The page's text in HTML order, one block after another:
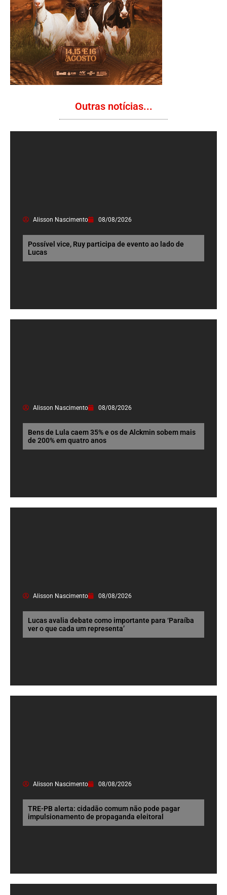
Outras notícias...
Alisson Nascimento 08/08/2026
Possível vice, Ruy participa de evento ao lado de
Lucas
Alisson Nascimento 08/08/2026
Bens de Lula caem 35% e os de Alckmin sobem mais
de 200% em quatro anos
Alisson Nascimento 08/08/2026
Lucas avalia debate como importante para ‘Paraíba
ver o que cada um representa’
Alisson Nascimento 08/08/2026
TRE-PB alerta: cidadão comum não pode pagar
impulsionamento de propaganda eleitoral